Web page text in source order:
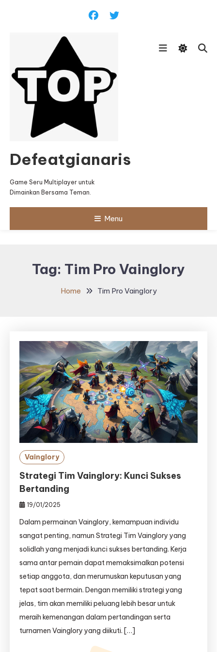
Defeatgianaris
Game Seru Multiplayer untuk
Dimainkan Bersama Teman.
Menu
Tag: Tim Pro Vainglory
Home Tim Pro Vainglory
Vainglory
Strategi Tim Vainglory: Kunci Sukses
Bertanding
19/01/2025
Dalam permainan Vainglory, kemampuan individu
sangat penting, namun Strategi Tim Vainglory yang
solidlah yang menjadi kunci sukses bertanding. Kerja
sama antar pemain dapat memaksimalkan potensi
setiap anggota, dan merumuskan keputusan yang
tepat saat bermain. Dengan memiliki strategi yang
jelas, tim akan memiliki peluang lebih besar untuk
meraih kemenangan dalam pertandingan serta
turnamen Vainglory yang diikuti. […]